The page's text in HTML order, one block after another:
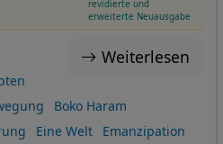
revidierte und
erweiterte Neuausgabe
Weiterlesen
Boko Haram
Eine Welt
Emanzipation